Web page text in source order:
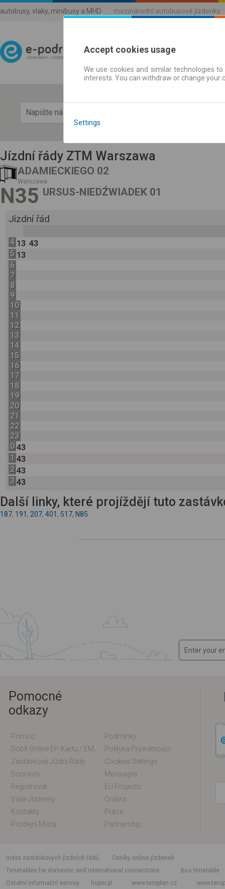
autobusy, vlaky, minibusy a MHD mezinárodní autobusové jízdenky
Jízdni řády a jízdenky
Jízdní řády ZTM Warszawa
ADAMIECKIEGO 02
Warszawa
N35 URSUS-NIEDŹWIADEK 01
Jízdní řád
4 13 43
5 13
6
7
8
9
10
11
12
13
14
15
16
17
18
19
20
21
22
23
0 43
1 43
2 43
3 43
Další linky, které projíždějí tuto
187, 191 , 207, 401 , 517, N85
Pomocné
odkazy
Pomoc
Podmínky
Polityka Prywatności
Zastávkové Jízdní Řády
Cookies Settings
Dopravci
Messages
Registrovat
EU Projects
Vaše Jízdenky
Orders
Kontakty
Práce
Prodejní Místa
Partnership
index zastávkových jízdních řádů
Ceníky online jízdenek
Timetables for domestic and international connections
Bus timetable
Ostatní informační servisy
hoper.pl www.teroplan.cz
Accept cookies usage
We use cookies and similar technologies
interests. You can withdraw or change
Settings